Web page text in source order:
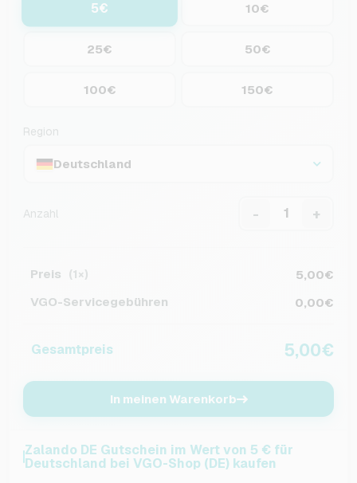
5€ 10€
25€ 50€
100€ 150€
Region
Deutschland
Anzahl - +
Preis (1×)
5,00€
VGO-Servicegebühren
0,00€
Gesamtpreis 5,00€
In meinen Warenkorb
Zalando DE Gutschein im Wert von 5 € für
Deutschland bei VGO-Shop (DE) kaufen